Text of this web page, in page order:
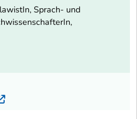
Sprach- und
Externer Link